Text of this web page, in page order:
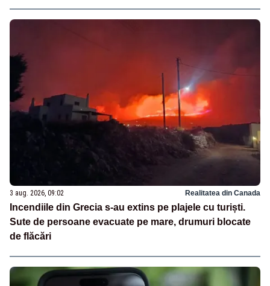
3 aug. 2026, 09:02 Realitatea din Canada
Incendiile din Grecia s-au extins pe plajele cu turiști.
Sute de persoane evacuate pe mare, drumuri blocate
de flăcări